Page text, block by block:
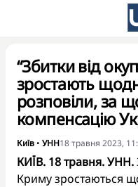
“Збитки від
зростають
розповіли, за
компенсацію
Київ • УНН18 травня 2023,
КИЇВ. 18 травня. УНН.
Криму зростаються